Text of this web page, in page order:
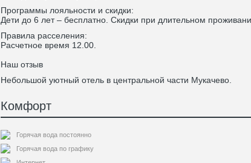
Программы лояльности и скидки:
Дети до 6 лет – бесплатно. Скидки при длительном
Правила расселения:
Расчетное время 12.00.
Наш отзыв
Небольшой уютный отель в центральной части Мукачево.
Комфорт
Горячая вода постоянно
Горячая вода по графику